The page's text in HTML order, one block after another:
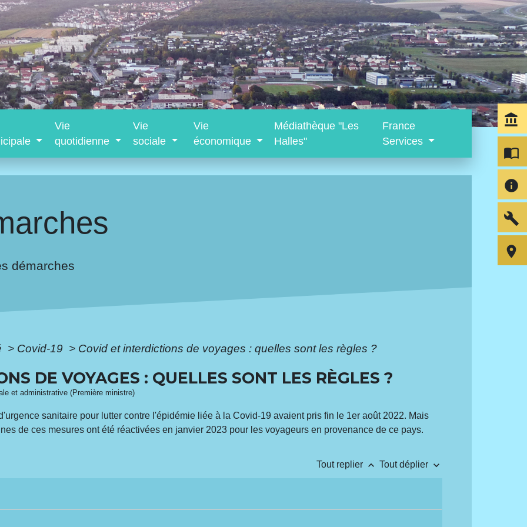
Vie
quotidienne
Vie
sociale
Vie
économique
Médiathèque "Les
Halles"
France
Services
démarches
> Covid-19 > Covid et interdictions de voyages : quelles sont les règles ?
DE VOYAGES : QUELLES SONT LES RÈGLES ?
et administrative (Première ministre)
sanitaire pour lutter contre l'épidémie liée à la Covid-19 avaient pris fin le 1eraoût 2022. Mais
de ces mesures ont été réactivées en janvier 2023 pour les voyageurs en provenance de ce pays.
Tout replier keyboard_arrow_up Tout déplier keyboard_arrow_down
account_balance
import_contacts
info
build
room